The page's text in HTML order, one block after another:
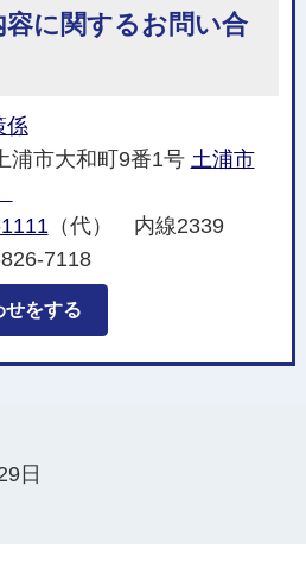
に関するお問い合
係
浦市大和町9番1号 土浦市
（代） 内線2339
7118
せをする
日